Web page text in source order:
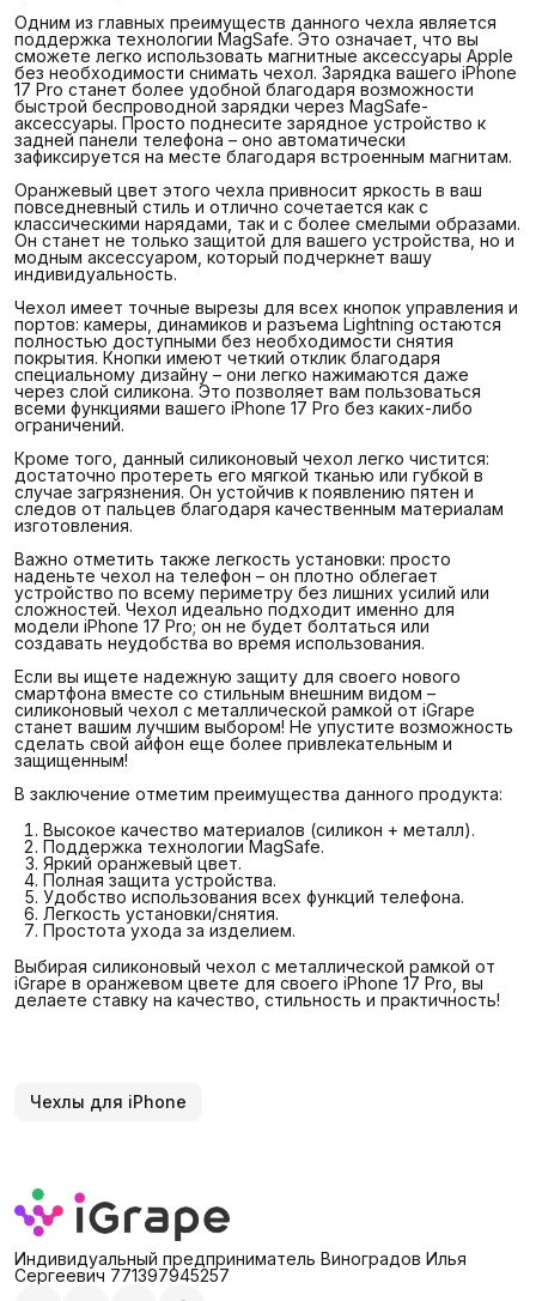
Одним из главных преимуществ данного чехла является
поддержка технологии MagSafe. Это означает, что вы
сможете легко использовать магнитные аксессуары Apple
без необходимости снимать чехол. Зарядка вашего iPhone
17 Pro станет более удобной благодаря возможности
быстрой беспроводной зарядки через MagSafe-
аксессуары. Просто поднесите зарядное устройство к
задней панели телефона – оно автоматически
зафиксируется на месте благодаря встроенным магнитам.
Оранжевый цвет этого чехла привносит яркость в ваш
повседневный стиль и отлично сочетается как с
классическими нарядами, так и с более смелыми образами.
Он станет не только защитой для вашего устройства, но и
модным аксессуаром, который подчеркнет вашу
индивидуальность.
Чехол имеет точные вырезы для всех кнопок управления и
портов: камеры, динамиков и разъема Lightning остаются
полностью доступными без необходимости снятия
покрытия. Кнопки имеют четкий отклик благодаря
специальному дизайну – они легко нажимаются даже
через слой силикона. Это позволяет вам пользоваться
всеми функциями вашего iPhone 17 Pro без каких-либо
ограничений.
Кроме того, данный силиконовый чехол легко чистится:
достаточно протереть его мягкой тканью или губкой в
случае загрязнения. Он устойчив к появлению пятен и
следов от пальцев благодаря качественным материалам
изготовления.
Важно отметить также легкость установки: просто
наденьте чехол на телефон – он плотно облегает
устройство по всему периметру без лишних усилий или
сложностей. Чехол идеально подходит именно для
модели iPhone 17 Pro; он не будет болтаться или
создавать неудобства во время использования.
Если вы ищете надежную защиту для своего нового
смартфона вместе со стильным внешним видом –
силиконовый чехол с металлической рамкой от iGrape
станет вашим лучшим выбором! Не упустите возможность
сделать свой айфон еще более привлекательным и
защищенным!
В заключение отметим преимущества данного продукта:
Высокое качество материалов (силикон + металл).
Поддержка технологии MagSafe.
Яркий оранжевый цвет.
Полная защита устройства.
Удобство использования всех функций телефона.
Легкость установки/снятия.
Простота ухода за изделием.
Выбирая силиконовый чехол с металлической рамкой от
iGrape в оранжевом цвете для своего iPhone 17 Pro, вы
делаете ставку на качество, стильность и практичность!
Чехлы для iPhone
Индивидуальный предприниматель Виноградов Илья
Сергеевич 771397945257